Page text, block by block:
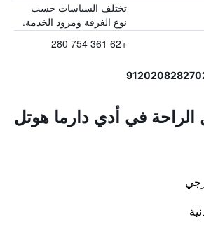
تختلف السياسات حسب
نوع الغرفة ومزود الخدمة.
+62 361 754 280
الراحة في أدي دارما هوتل